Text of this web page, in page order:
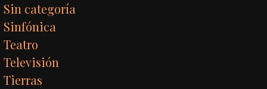
Sin categoría
Sinfónica
Teatro
Televisión
Tierras